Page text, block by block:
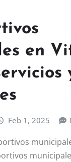
en
Feb 1, 2025